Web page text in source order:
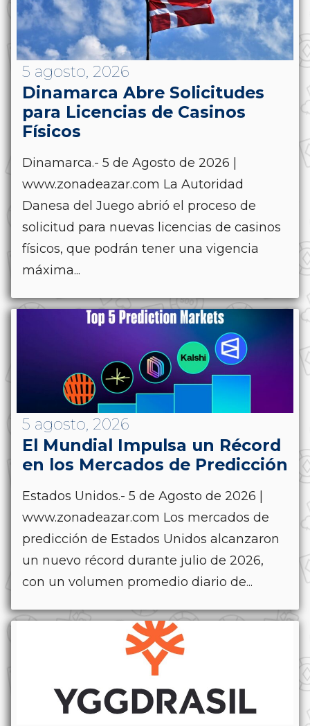
5 agosto, 2026
Dinamarca Abre Solicitudes
para Licencias de Casinos
Físicos
Dinamarca.- 5 de Agosto de 2026 |
www.zonadeazar.com La Autoridad
Danesa del Juego abrió el proceso de
solicitud para nuevas licencias de casinos
físicos, que podrán tener una vigencia
máxima...
5 agosto, 2026
El Mundial Impulsa un Récord
en los Mercados de Predicción
Estados Unidos.- 5 de Agosto de 2026 |
www.zonadeazar.com Los mercados de
predicción de Estados Unidos alcanzaron
un nuevo récord durante julio de 2026,
con un volumen promedio diario de...